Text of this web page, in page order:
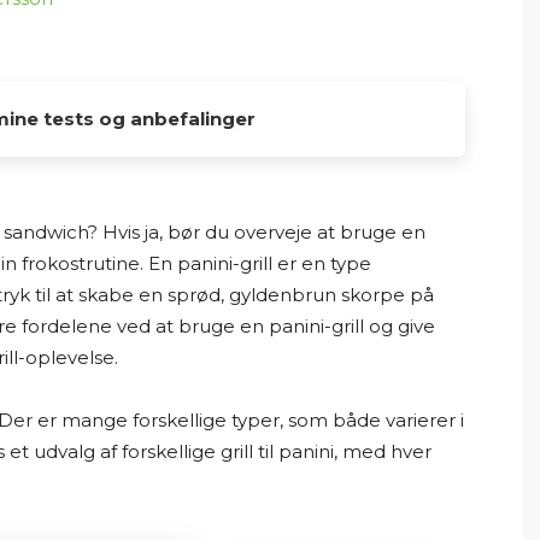
tests og anbefalinger
vil finde det bedste valg til hjemmet.
selv. Mine “tests” og anbefalinger er baseret
læser producentoplysninger,
ekspertvurderinger og andre offentligt
og giver mine personlige
Hvis ja, bør du overveje at bruge en
frokostrutine. En panini-grill er en type
til at skabe en sprød, gyldenbrun skorpe på
fordelene ved at bruge en panini-grill og give
oplevelse.
er mange forskellige typer, som både varierer i
udvalg af forskellige grill til panini, med hver